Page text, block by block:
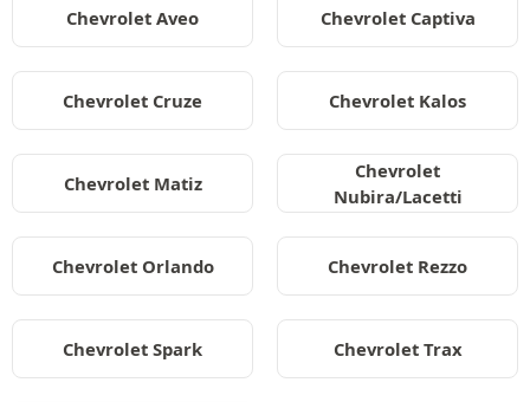
Chevrolet Aveo Chevrolet Captiva
Chevrolet Cruze Chevrolet Kalos
Chevrolet Matiz
Chevrolet
Nubira/Lacetti
Chevrolet Orlando Chevrolet Rezzo
Chevrolet Spark Chevrolet Trax